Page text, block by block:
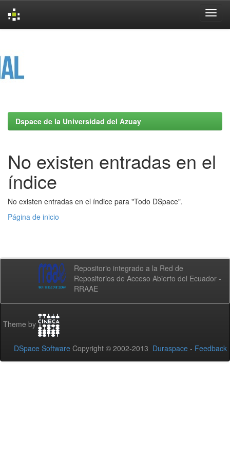
Dspace de la Universidad del Azuay
No existen entradas en el
índice
No existen entradas en el índice para "Todo DSpace".
Página de inicio
Repositorio integrado a la Red de
Repositorios de Acceso Abierto del Ecuador -
RRAAE
Theme by
DSpace Software Copyright © 2002-2013 Duraspace - Feedback